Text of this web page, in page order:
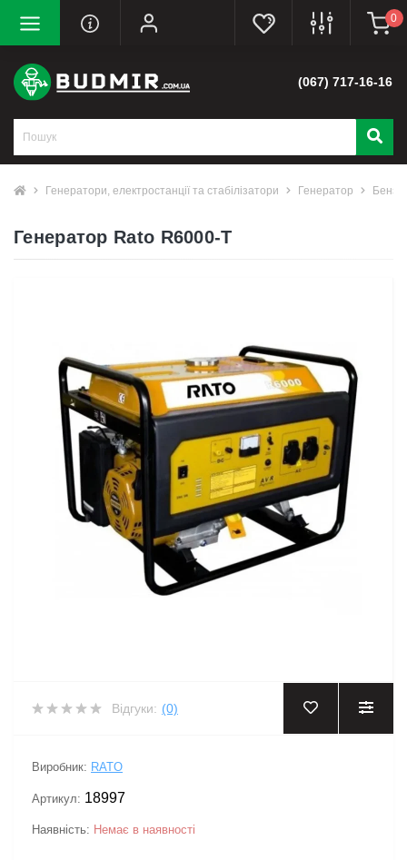
0
(067) 717-16-16
Генератори, електростанції та стабілізатори Генератор
Генератор Rato R6000-T
Відгуки: (0)
Виробник: RATO
Артикул: 18997
Наявність: Немає в наявності